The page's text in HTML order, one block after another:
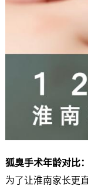
狐臭手术年龄对比
为了让淮南家长更